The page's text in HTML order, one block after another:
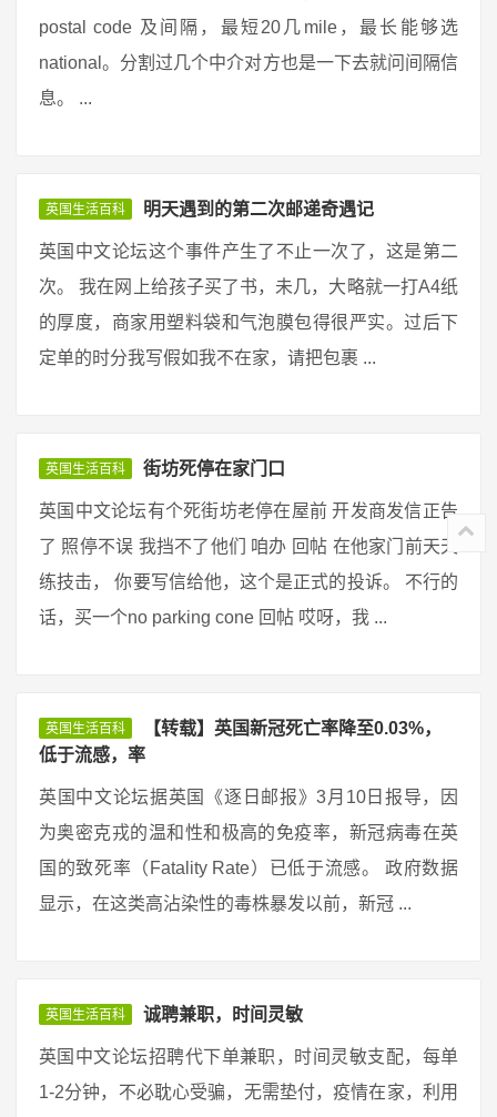
postal code 及间隔，最短20几mile，最长能够选
national。分割过几个中介对方也是一下去就问间隔信
息。 ...
英国生活百科 明天遇到的第二次邮递奇遇记
英国中文论坛这个事件产生了不止一次了，这是第二
次。 我在网上给孩子买了书，未几，大略就一打A4纸
的厚度，商家用塑料袋和气泡膜包得很严实。过后下
定单的时分我写假如我不在家，请把包裹 ...
英国生活百科 街坊死停在家门口
英国中文论坛有个死街坊老停在屋前 开发商发信正告
了 照停不误 我挡不了他们 咱办 回帖 在他家门前天天
练技击， 你要写信给他，这个是正式的投诉。 不行的
话，买一个no parking cone 回帖 哎呀，我 ...
英国生活百科
【转载】英国新冠死亡率降至0.03%，
低于流感，率
英国中文论坛据英国《逐日邮报》3月10日报导，因
为奥密克戎的温和性和极高的免疫率，新冠病毒在英
国的致死率（Fatality Rate）已低于流感。 政府数据
显示，在这类高沾染性的毒株暴发以前，新冠 ...
英国生活百科 诚聘兼职，时间灵敏
英国中文论坛招聘代下单兼职，时间灵敏支配，每单
1-2分钟，不必耽心受骗，无需垫付，疫情在家，利用